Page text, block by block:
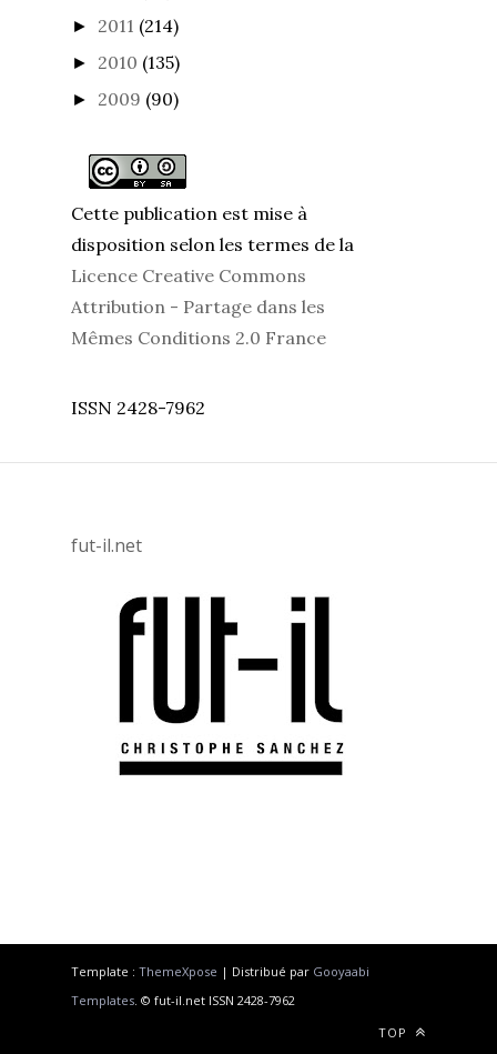
► 2011 (214)
► 2010 (135)
► 2009 (90)
Cette publication est mise à
disposition selon les termes de la
Licence Creative Commons
Attribution - Partage dans les
Mêmes Conditions 2.0 France
ISSN 2428-7962
fut-il.net
Template : ThemeXpose | Distribué par Gooyaabi
Templates . © fut-il.net ISSN 2428-7962
TOP